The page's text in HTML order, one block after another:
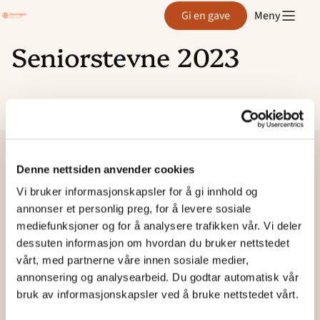
Denne nettsiden anvender cookies
Vi bruker informasjonskapsler for å gi innhold og
annonser et personlig preg, for å levere sosiale
mediefunksjoner og for å analysere trafikken vår. Vi deler
dessuten informasjon om hvordan du bruker nettstedet
vårt, med partnerne våre innen sosiale medier,
annonsering og analysearbeid. Du godtar automatisk vår
bruk av informasjonskapsler ved å bruke nettstedet vårt.
Hopp
innhold
Agder Gi en gave Meny
Seniorstevne 2023
Region
Agder
Besøk og postsadresse:
Bibelskolen i Grimstad
Østerhusmonen 81